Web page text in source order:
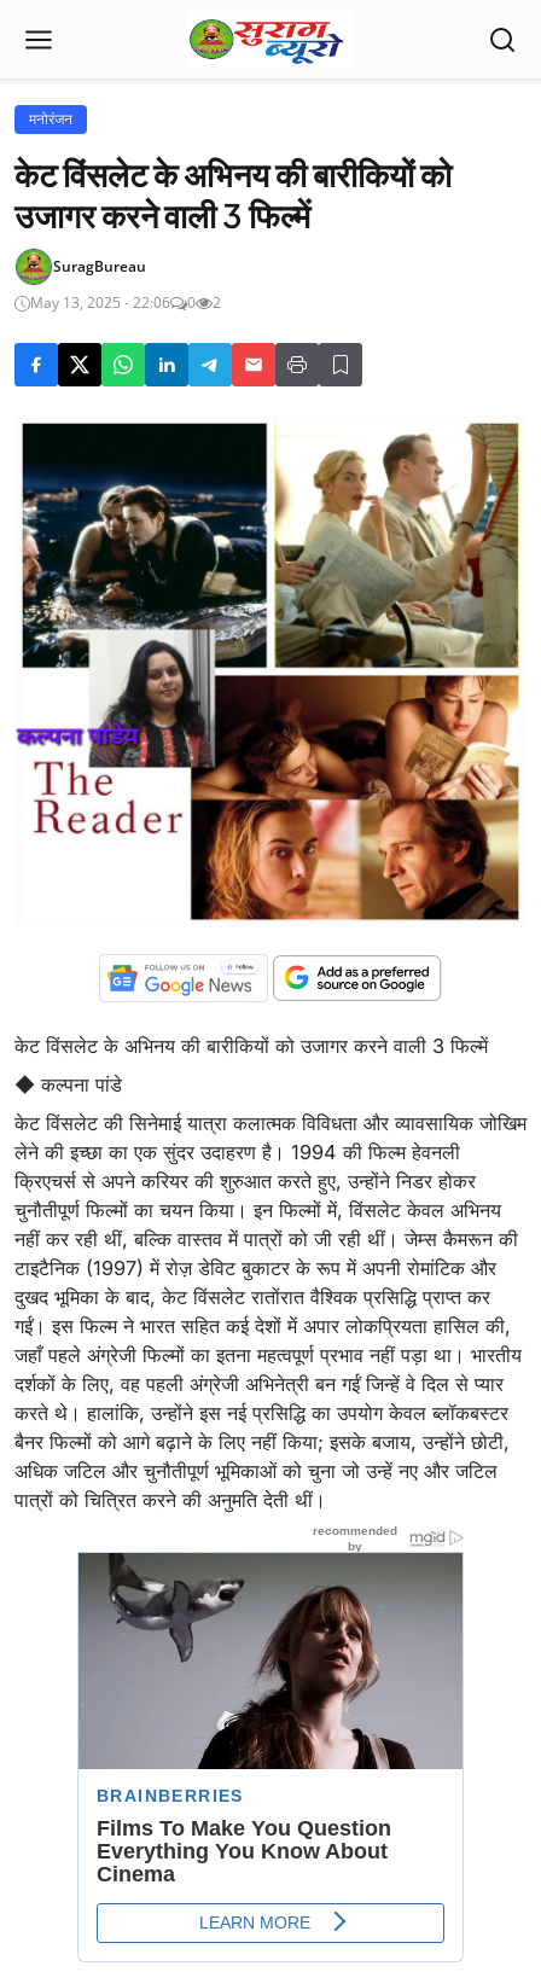
मनोरंजन
केट विंसलेट के अभिनय की बारीकियों को
उजागर करने वाली 3 फिल्में
SuragBureau
May 13, 2025 - 22:06
0 2
केट विंसलेट के अभिनय की बारीकियों को उजागर करने वाली 3 फिल्में
◆ कल्पना पांडे
केट विंसलेट की सिनेमाई यात्रा कलात्मक विविधता और व्यावसायिक जोखिम
लेने की इच्छा का एक सुंदर उदाहरण है। 1994 की फिल्म हेवनली
क्रिएचर्स से अपने करियर की शुरुआत करते हुए, उन्होंने निडर होकर
चुनौतीपूर्ण फिल्मों का चयन किया। इन फिल्मों में, विंसलेट केवल अभिनय
नहीं कर रही थीं, बल्कि वास्तव में पात्रों को जी रही थीं। जेम्स कैमरून की
टाइटैनिक (1997) में रोज़ डेविट बुकाटर के रूप में अपनी रोमांटिक और
दुखद भूमिका के बाद, केट विंसलेट रातोंरात वैश्विक प्रसिद्धि प्राप्त कर
गईं। इस फिल्म ने भारत सहित कई देशों में अपार लोकप्रियता हासिल की,
जहाँ पहले अंग्रेजी फिल्मों का इतना महत्वपूर्ण प्रभाव नहीं पड़ा था। भारतीय
दर्शकों के लिए, वह पहली अंग्रेजी अभिनेत्री बन गईं जिन्हें वे दिल से प्यार
करते थे। हालांकि, उन्होंने इस नई प्रसिद्धि का उपयोग केवल ब्लॉकबस्टर
बैनर फिल्मों को आगे बढ़ाने के लिए नहीं किया; इसके बजाय, उन्होंने छोटी,
अधिक जटिल और चुनौतीपूर्ण भूमिकाओं को चुना जो उन्हें नए और जटिल
पात्रों को चित्रित करने की अनुमति देती थीं।